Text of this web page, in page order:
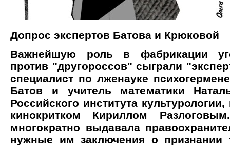
Допрос экспертов Батова и Крюковой
Важнейшую роль в фабрикации
против "другороссов" сыграли
специалист по лженауке
Батов и учитель математики
Российского института культурологии,
кинокритком Кириллом
многократно выдавала
нужные им заключения о признании